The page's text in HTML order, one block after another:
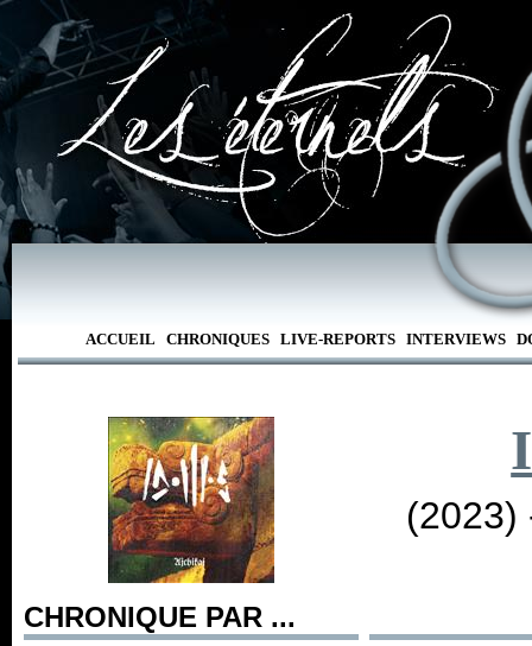
ACCUEIL CHRONIQUES LIVE-REPORTS INTERVIEWS
CHRONIQUE PAR ...